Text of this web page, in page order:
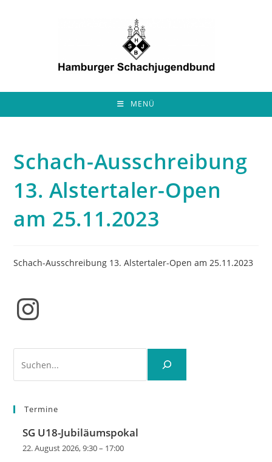
MENÜ
Schach-Ausschreibung
13. Alstertaler-Open
am 25.11.2023
Schach-Ausschreibung 13. Alstertaler-Open am 25.11.2023
Instagram
Termine
SG U18-Jubiläumspokal
22. August 2026, 9:30– 17:00